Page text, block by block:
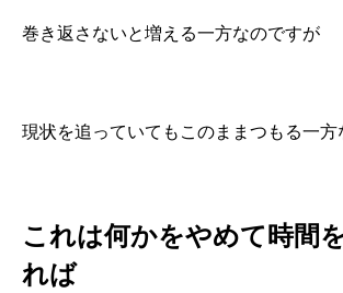
巻き返さないと増える一方なのですが
現状を追っていてもこのままつもる一方
これは何かをやめて時間
れば